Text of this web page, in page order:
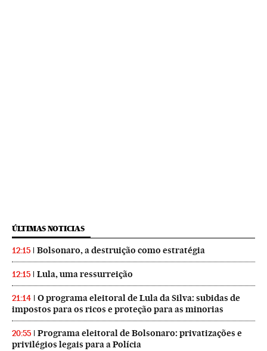
ÚLTIMAS NOTICIAS
12:15 Bolsonaro, a destruição como estratégia
12:15 Lula, uma ressurreição
21:14
O programa eleitoral de Lula da Silva: subidas de
impostos para os ricos e proteção para as minorias
20:55
Programa eleitoral de Bolsonaro: privatizações e
privilégios legais para a Polícia